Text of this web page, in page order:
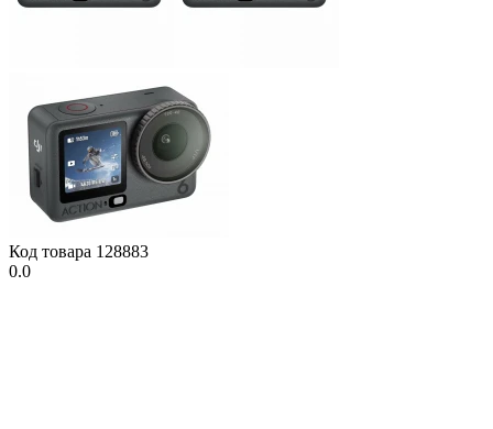
Код товара 128883
0.0